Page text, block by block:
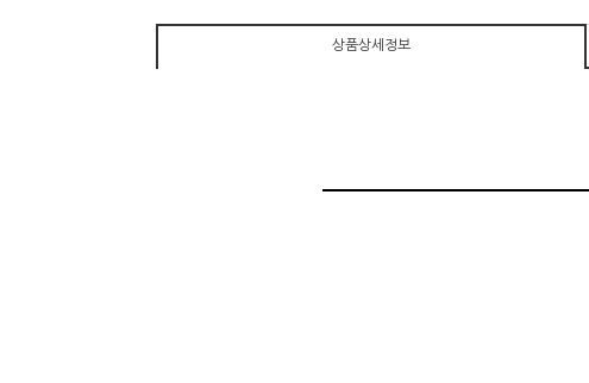
상품상세정보